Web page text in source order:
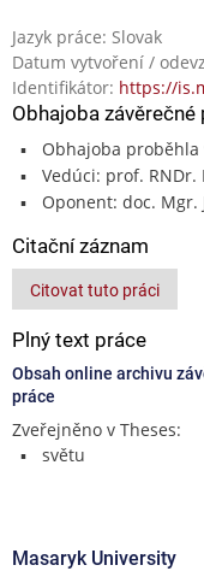
Jazyk práce: Slovak
Datum vytvoření /
Identifikátor: https://
Obhajoba závěrečné
Obhajoba proběhla
Vedúci: prof. RNDr.
Oponent: doc. Mgr.
Citační záznam
Citovat tuto práci
Plný text práce
Obsah online archivu
práce
Zveřejněno v Theses:
světu
Masaryk University